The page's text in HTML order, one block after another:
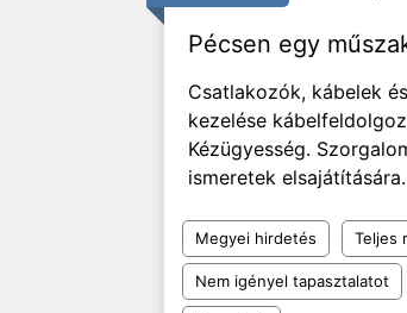
Pécsen egy
Csatlakozók, kábelek
kezelése
Kézügyesség.
ismeretek
Megyei hirdetés Teljes
Nem igényel tapasztalatot